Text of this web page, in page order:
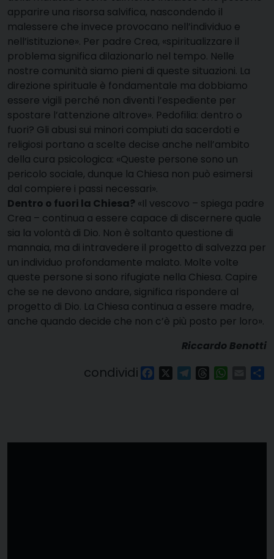
apparire una risorsa salvifica, nascondendo il
malessere che invece provocano nell’individuo e
nell’istituzione». Per padre Crea, «spiritualizzare il
problema significa dilazionarlo nel tempo. Nelle
nostre comunità siamo pieni di queste situazioni. La
direzione spirituale è fondamentale ma dobbiamo
essere vigili perché non diventi l’espediente per
spostare l’attenzione altrove». Pedofilia: dentro o
fuori? Gli abusi sui minori compiuti da sacerdoti e
religiosi portano a scelte decise anche nell’ambito
della cura psicologica: «Queste persone sono un
pericolo sociale, dunque la Chiesa non può esimersi
dal compiere i passi necessari».
Dentro o fuori la Chiesa? «Il vescovo – spiega padre
Crea – continua a essere capace di discernere quale
sia la volontà di Dio. Non è soltanto questione di
mannaia, ma di intravedere il progetto di salvezza per
un individuo profondamente malato. Molte volte
queste persone si sono rifugiate nella Chiesa. Capire
che se ne devono andare, significa rispondere al
progetto di Dio. La Chiesa continua a essere madre,
anche quando decide che non c’è più posto per loro».
Riccardo Benotti
condividi FacebookTelegram
Threads Email